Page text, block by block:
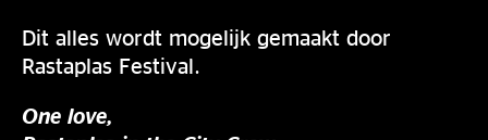
Dit alles wordt mogelijk gemaakt door
Rastaplas Festival.
One love,